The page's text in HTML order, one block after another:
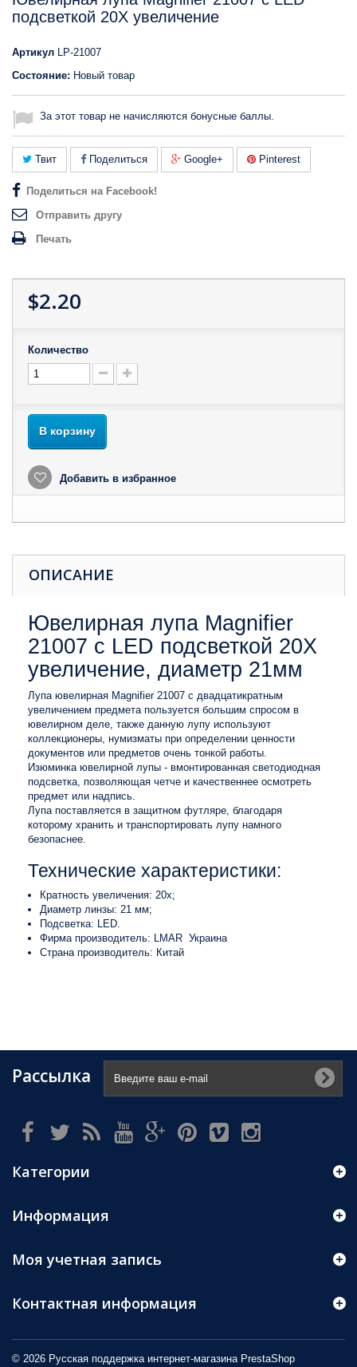
подсветкой 20X увеличение
Артикул LP-21007
Состояние: Новый товар
За этот товар не начисляются бонусные баллы.
Твит Поделиться Google+ Pinterest
Поделиться на Facebook!
Отправить другу
Печать
$2.20
Количество
В корзину
Добавить в избранное
ОПИСАНИЕ
Ювелирная лупа Magnifier
21007 с LED подсветкой 20X
увеличение, диаметр 21мм
Лупа ювелирная Magnifier 21007 с двадцатикратным
увеличением предмета пользуется большим спросом в
ювелирном деле, также данную лупу используют
коллекционеры, нумизматы при определении ценности
документов или предметов очень тонкой работы.
Изюминка ювелирной лупы - вмонтированная светодиодная
подсветка, позволяющая четче и качественнее осмотреть
предмет или надпись.
Лупа поставляется в защитном футляре, благодаря
которому хранить и транспортировать лупу намного
безопаснее.
Технические характеристики:
Кратность увеличения: 20x;
Диаметр линзы: 21 мм;
Подсветка: LED.
Фирма производитель: LMAR Украина
Страна производитель: Китай
Рассылка
Категории
Информация
© 2026 Русская поддержка интернет-магазина PrestaShop
Моя учетная запись
Контактная информация